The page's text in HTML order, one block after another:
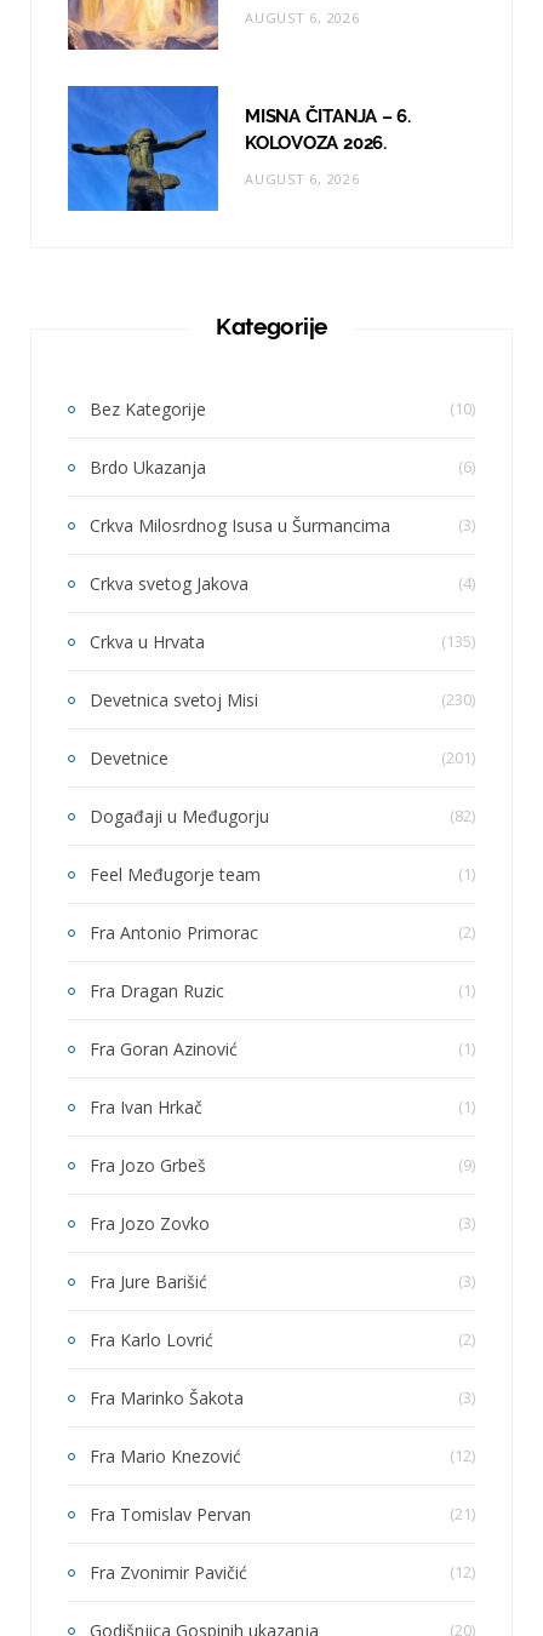
AUGUST 6, 2026
MISNA ČITANJA – 6.
KOLOVOZA 2026.
AUGUST 6, 2026
Kategorije
Bez Kategorije (10)
Brdo Ukazanja (6)
Crkva Milosrdnog Isusa u Šurmancima (3)
Crkva svetog Jakova (4)
Crkva u Hrvata (135)
Devetnica svetoj Misi (230)
Devetnice (201)
Događaji u Međugorju (82)
Feel Međugorje team (1)
Fra Antonio Primorac (2)
Fra Dragan Ruzic (1)
Fra Goran Azinović (1)
Fra Ivan Hrkač (1)
Fra Jozo Grbeš (9)
Fra Jozo Zovko (3)
Fra Jure Barišić (3)
Fra Karlo Lovrić (2)
Fra Marinko Šakota (3)
Fra Mario Knezović (12)
Fra Tomislav Pervan (21)
Fra Zvonimir Pavičić (12)
Godišnjica Gospinih ukazanja (20)